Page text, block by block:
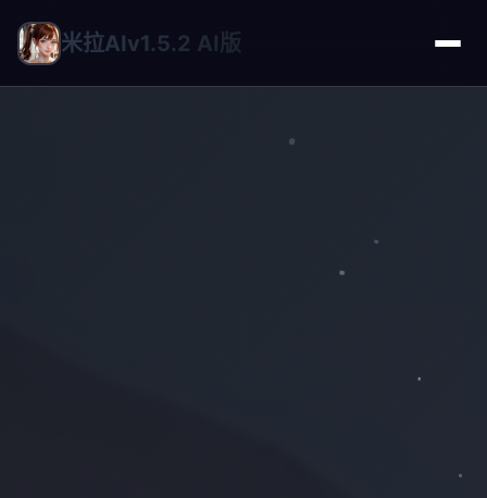
米拉AIv1.5.2 AI版